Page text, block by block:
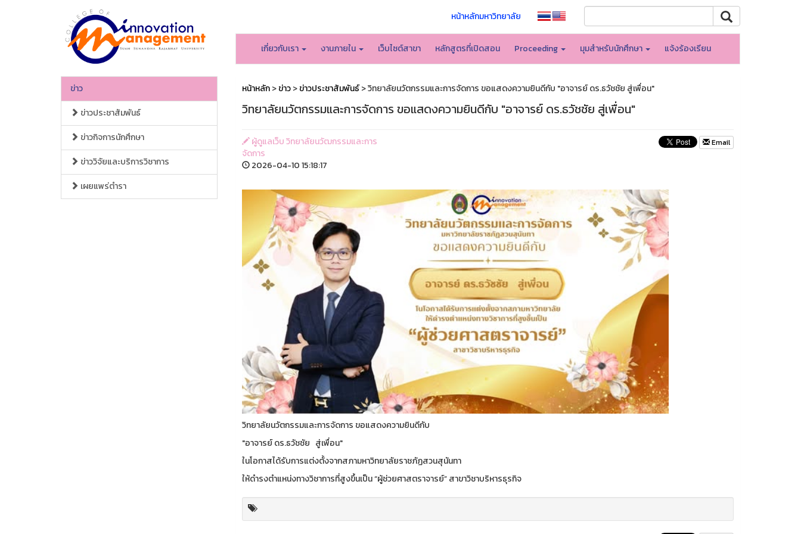
หน้าหลักมหาวิทยาลัย
เกี่ยวกับเรา งานภายใน เว็บไซต์สาขา หลักสูตรที่เปิดสอน Proceeding มุมสำหรับนักศึกษา แจ้งร้องเรียน
ข่าว
ข่าวประชาสัมพันธ์
ข่าวกิจการนักศึกษา
ข่าววิจัยและบริการวิชาการ
เผยแพร่ตำรา
หน้าหลัก>ข่าว>ข่าวประชาสัมพันธ์> วิทยาลัยนวัตกรรมและการจัดการ ขอแสดงความยินดีกับ "อาจารย์ ดร.ธวัชชัย สู่เพื่อน"
วิทยาลัยนวัตกรรมและการจัดการ ขอแสดงความยินดีกับ "อาจารย์ ดร.ธวัชชัย สู่เพื่อน"
ผู้ดูแลเว็บ วิทยาลัยนวัฒกรรมและการ
จัดการ
2026-04-10 15:18:17
Email
วิทยาลัยนวัตกรรมและการจัดการ ขอแสดงความยินดีกับ
"อาจารย์ ดร.ธวัชชัย สู่เพื่อน"
ในโอกาสได้รับการแต่งตั้งจากสภามหาวิทยาลัยราชภัฏสวนสุนันทา
ให้ดำรงตำแหน่งทางวิชาการที่สูงขึ้นเป็น “ผู้ช่วยศาสตราจารย์” สาขาวิชาบริหารธุรกิจ